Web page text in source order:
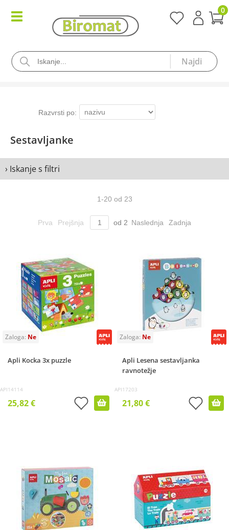
0
Sestavljanke
› Iskanje s filtri
1-20 od 23
Prva Prejšnja od 2 Naslednja Zadnja
Apli Kocka 3x puzzle
API14114
25,82 €
Apli Lesena sestavljanka
ravnotežje
API17203
21,80 €